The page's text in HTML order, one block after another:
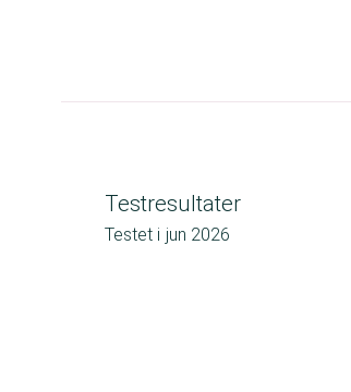
Testresultater
Testet i jun 2026